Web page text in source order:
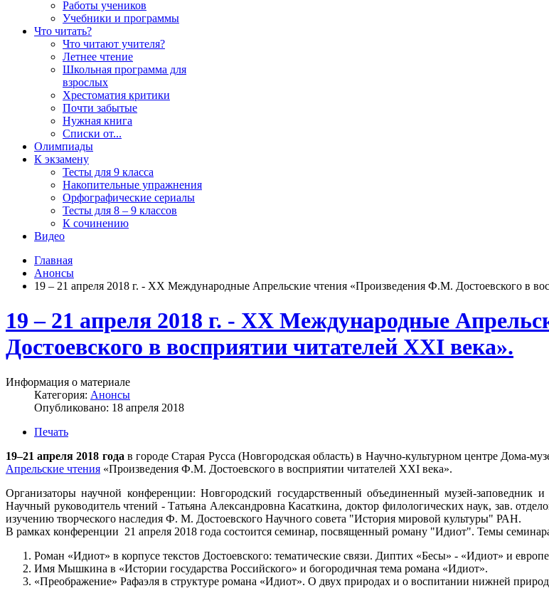
Работы учеников
Учебники и программы
Что читать?
Что читают учителя?
Летнее чтение
Школьная программа для
взрослых
Хрестоматия критики
Почти забытые
Нужная книга
Списки от...
Олимпиады
К экзамену
Тесты для 9 класса
Накопительные упражнения
Орфографические сериалы
Тесты для 8 – 9 классов
К сочинению
Видео
Главная
Анонсы
19 – 21 апреля 2018 г. - ХХ Международные Апрельские чтения «Произведения Ф.М. Достоевского в
19 – 21 апреля 2018 г. - ХХ Международные
Достоевского в восприятии читателей ХХI века».
Информация о материале
Категория: Анонсы
Опубликовано: 18 апреля 2018
Печать
19–21 апреля 2018 года в городе Старая Русса (Новгородская область) в Научно-культурном центре Дома-
Апрельские чтения «Произведения Ф.М. Достоевского в восприятии читателей ХХI века».
Организаторы научной конференции: Новгородский государственный объединенный музей-
Научный руководитель чтений - Татьяна Александровна Касаткина, доктор филологических наук, зав.
изучению творческого наследия Ф. М. Достоевского Научного совета "История мировой культуры" РАН.
В рамках конференции 21 апреля 2018 года состоится семинар, посвященный роману "Идиот". Темы
Роман «Идиот» в корпусе текстов Достоевского: тематические связи. Диптих «Бесы» - «Идиот» и
Имя Мышкина в «Истории государства Российского» и богородичная тема романа «Идиот».
«Преображение» Рафаэля в структуре романа «Идиот». О двух природах и о воспитании нижней